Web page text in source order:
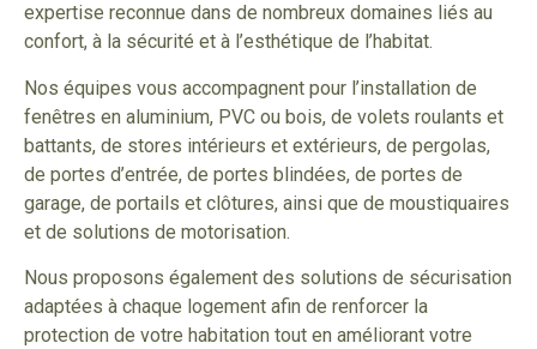
expertise reconnue dans de nombreux domaines liés au
confort, à la sécurité et à l’esthétique de l’habitat.
Nos équipes vous accompagnent pour l’installation de
fenêtres en aluminium, PVC ou bois, de volets roulants et
battants, de stores intérieurs et extérieurs, de pergolas,
de portes d’entrée, de portes blindées, de portes de
garage, de portails et clôtures, ainsi que de moustiquaires
et de solutions de motorisation.
Nous proposons également des solutions de sécurisation
adaptées à chaque logement afin de renforcer la
protection de votre habitation tout en améliorant votre